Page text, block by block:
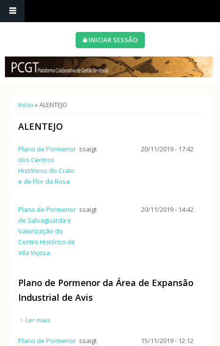
INICIAR SESSÃO
Está aqui
Início » ALENTEJO
ALENTEJO
Plano de Pormenor
dos Centros
Históricos do Crato
e de Flor da Rosa
ssaigt 20/11/2019 - 17:42
Plano de Pormenor
de Salvaguarda e
Valorização do
Centro Histórico de
Vila Viçosa
ssaigt 20/11/2019 - 14:42
Plano de Pormenor da Área de Expansão
Industrial de Avis
Ler mais
Plano de Pormenor ssaigt 15/11/2019 - 12:12